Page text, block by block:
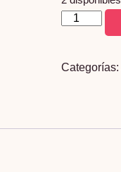
alfajor
cantidad
Categorías: